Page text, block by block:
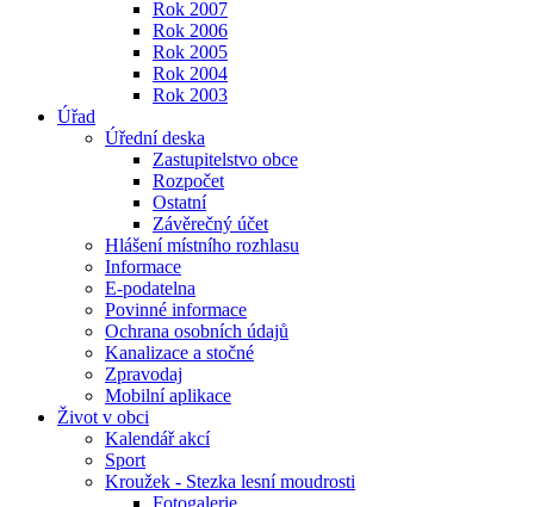
Rok 2007
Rok 2006
Rok 2005
Rok 2004
Rok 2003
Úřad
Úřední deska
Zastupitelstvo obce
Rozpočet
Ostatní
Závěrečný účet
Hlášení místního rozhlasu
Informace
E-podatelna
Povinné informace
Ochrana osobních údajů
Kanalizace a stočné
Zpravodaj
Mobilní aplikace
Život v obci
Kalendář akcí
Sport
Kroužek - Stezka lesní moudrosti
Fotogalerie